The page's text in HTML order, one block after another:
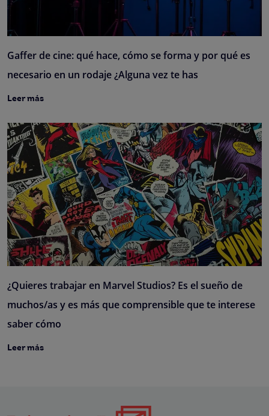
Gaffer de cine: qué hace, cómo se forma y por qué es
necesario en un rodaje ¿Alguna vez te has
Leer más
¿Quieres trabajar en Marvel Studios? Es el sueño de
muchos/as y es más que comprensible que te interese
saber cómo
Leer más